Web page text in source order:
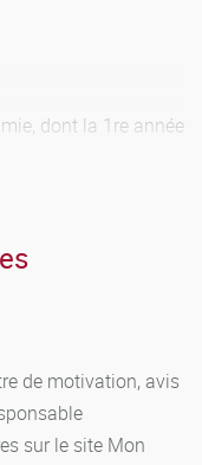
dont la 1re année
de motivation, avis
sur le site Mon